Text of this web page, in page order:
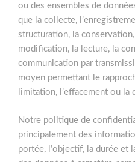
ou des ensembles de
que la collecte,
structuration, la
modification, la lecture, la
communication par
moyen permettant le
limitation, l’effacement ou la
Notre politique de
principalement des
portée, l’objectif, la durée et